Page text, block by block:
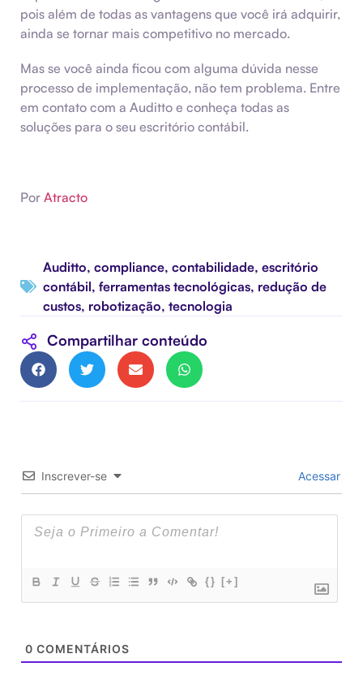
pois além de todas as vantagens que você irá adquirir,
ainda se tornar mais competitivo no mercado.
Mas se você ainda ficou com alguma dúvida nesse
processo de implementação, não tem problema. Entre
em contato com a Auditto e conheça todas as
soluções para o seu escritório contábil.
Por Atracto
Auditto, compliance, contabilidade, escritório
contábil, ferramentas tecnológicas, redução de
custos, robotização, tecnologia
Compartilhar conteúdo
Inscrever-se Acessar
{} [+]
0 COMENTÁRIOS